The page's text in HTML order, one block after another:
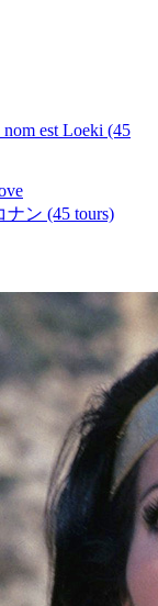
est Loeki (45
ナン (45 tours)